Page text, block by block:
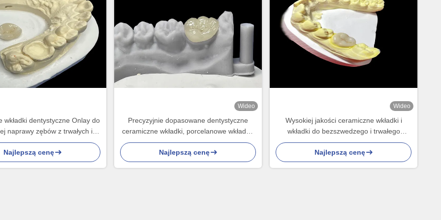
wkładki dentystyczne Onlay do
naprawy zębów z trwałych i
porcelanowych rozwiązań do
długotrwałej restauracji
Najlepszą cenę
Wideo
Precyzyjnie dopasowane dentystyczne
ceramiczne wkładki, porcelanowe wkładki i
wkładki zatwierdzone przez FDA
Najlepszą cenę
Wideo
Wysokiej jakości ceramiczne wkładki i
wkładki do bezszwedzego i trwałego
odbudowywania zębów
Najlepszą cenę